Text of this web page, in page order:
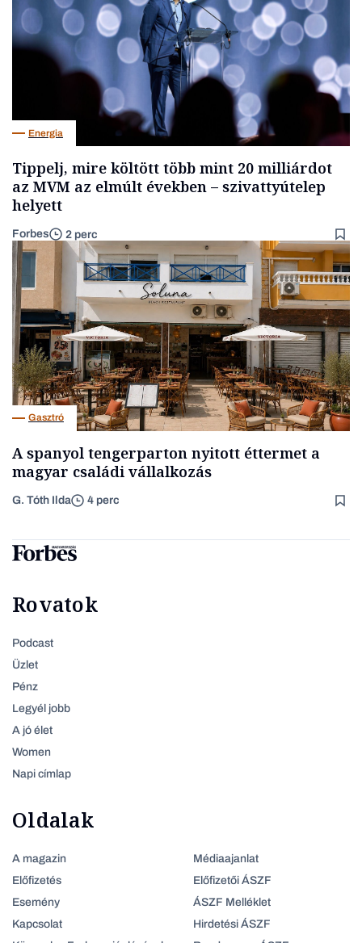
Energia
Tippelj, mire költött több mint 20 milliárdot
az MVM az elmúlt években – szivattyútelep
helyett
Forbes 2 perc
Gasztró
A spanyol tengerparton nyitott éttermet a
magyar családi vállalkozás
G. Tóth Ilda 4 perc
Rovatok
Podcast
Üzlet
Pénz
Legyél jobb
A jó élet
Women
Napi címlap
Oldalak
A magazin
Előfizetés
Esemény
Kapcsolat
Médiaajanlat
Előfizetői ÁSZF
ÁSZF Melléklet
Hirdetési ÁSZF